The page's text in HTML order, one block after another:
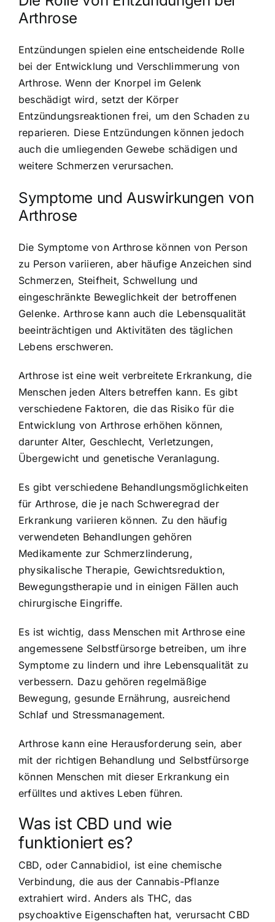
Arthrose
Entzündungen spielen eine entscheidende Rolle
bei der Entwicklung und Verschlimmerung von
Arthrose. Wenn der Knorpel im Gelenk
beschädigt wird, setzt der Körper
Entzündungsreaktionen frei, um den Schaden zu
reparieren. Diese Entzündungen können jedoch
auch die umliegenden Gewebe schädigen und
weitere Schmerzen verursachen.
Symptome und Auswirkungen von
Arthrose
Die Symptome von Arthrose können von Person
zu Person variieren, aber häufige Anzeichen sind
Schmerzen, Steifheit, Schwellung und
eingeschränkte Beweglichkeit der betroffenen
Gelenke. Arthrose kann auch die Lebensqualität
beeinträchtigen und Aktivitäten des täglichen
Lebens erschweren.
Arthrose ist eine weit verbreitete Erkrankung, die
Menschen jeden Alters betreffen kann. Es gibt
verschiedene Faktoren, die das Risiko für die
Entwicklung von Arthrose erhöhen können,
darunter Alter, Geschlecht, Verletzungen,
Übergewicht und genetische Veranlagung.
Es gibt verschiedene Behandlungsmöglichkeiten
für Arthrose, die je nach Schweregrad der
Erkrankung variieren können. Zu den häufig
verwendeten Behandlungen gehören
Medikamente zur Schmerzlinderung,
physikalische Therapie, Gewichtsreduktion,
Bewegungstherapie und in einigen Fällen auch
chirurgische Eingriffe.
Es ist wichtig, dass Menschen mit Arthrose eine
angemessene Selbstfürsorge betreiben, um ihre
Symptome zu lindern und ihre Lebensqualität zu
verbessern. Dazu gehören regelmäßige
Bewegung, gesunde Ernährung, ausreichend
Schlaf und Stressmanagement.
Arthrose kann eine Herausforderung sein, aber
mit der richtigen Behandlung und Selbstfürsorge
können Menschen mit dieser Erkrankung ein
erfülltes und aktives Leben führen.
Was ist CBD und wie
funktioniert es?
CBD, oder Cannabidiol, ist eine chemische
Verbindung, die aus der Cannabis-Pflanze
extrahiert wird. Anders als THC, das
psychoaktive Eigenschaften hat, verursacht CBD